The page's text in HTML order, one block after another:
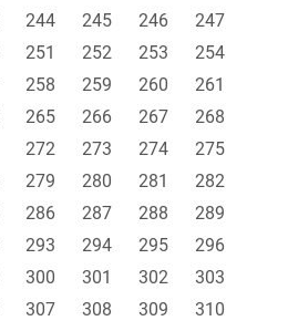
244 245 246
247
251 252 253
254
258 259 260
261
265 266 267
268
272 273 274
275
279 280 281
282
286 287 288
289
293 294 295
296
300 301 302
303
307 308 309
310